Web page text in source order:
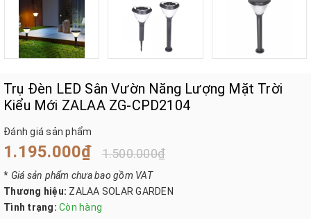
Trụ Đèn LED Sân Vườn Năng Lượng Mặt Trời
Kiểu Mới ZALAA ZG-CPD2104
Đánh giá sản phẩm
1.195.000₫ 1.500.000₫
* Giá sản phẩm chưa bao gồm VAT
Thương hiệu: ZALAA SOLAR GARDEN
Tình trạng: Còn hàng